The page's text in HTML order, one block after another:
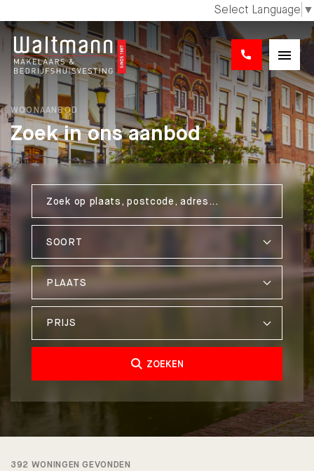
Select Language ▼
WOONAANBOD
Zoek in ons aanbod
PRIJS
ZOEKEN
392 WONINGEN GEVONDEN